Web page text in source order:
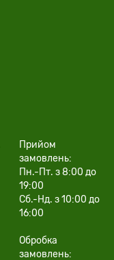
Прийом
замовлень:
Пн.-Пт. з 8:00 до
19:00
Сб.-Нд. з 10:00 до
16:00
Обробка
замовлень: